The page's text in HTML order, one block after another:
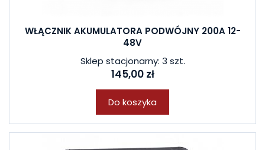
WŁĄCZNIK AKUMULATORA PODWÓJNY 200A 12-
48V
Sklep stacjonarny: 3 szt.
145,00 zł
Do koszyka